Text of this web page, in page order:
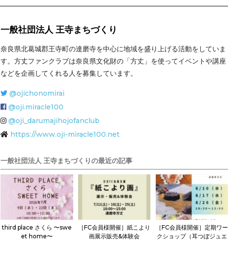
一般社団法人 王寺まちづくり
奈良県北葛城郡王寺町の達磨寺を中心に地域を盛り上げる活動をしていま
す。方丈ファンクラブは奈良県文化財の「方丈」を使ってイベントや講座
などを企画してくれる人を募集しています。
@ojichonomirai
@oji.miracle100
@oji_darumajihojofanclub
https://www.oji-miracle100.net
一般社団法人 王寺まちづくりの最近の記事
third place さくら 〜swe
et home〜
［FC会員様開催］紙こより
画展示販売&体験会
［FC会員様開催］定期ワー
クショップ（耳つぼジュエ